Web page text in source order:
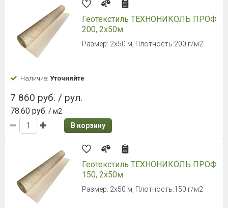
Геотекстиль ТЕХНОНИКОЛЬ ПРОФ
200, 2х50м
Размер: 2х50 м, Плотность:200 г/м2
Наличие: Уточняйте
7 860 руб. / рул.
78.60 руб. / м2
В корзину
Геотекстиль ТЕХНОНИКОЛЬ ПРОФ
150, 2х50м
Размер: 2х50 м, Плотность:150 г/м2